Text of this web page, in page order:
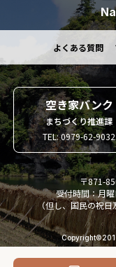
よくある質問
空き家バンク
まちづくり推進課
TEL: 0979-62-9032
〒871-
受付時間：月
（但し、国民の祝日